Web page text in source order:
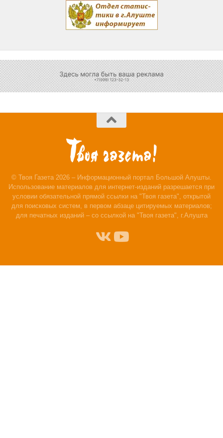
© Твоя Газета 2026 – Информационный портал Большой Алушты.
Использование материалов для интернет-изданий разрешается при
условии обязательной прямой ссылки на "Твоя газета", открытой
для поисковых систем, в первом абзаце цитируемых материалов;
для печатных изданий – со ссылкой на "Твоя газета", г.Алушта